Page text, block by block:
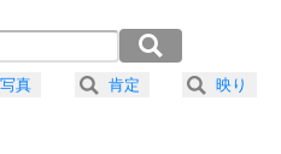
は、怒りを優しさで表現する。
写真 肯定 映り